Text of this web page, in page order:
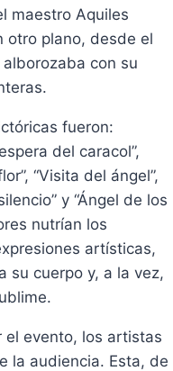
maestro Aquiles
otro plano, desde el
con su
fueron:
del caracol”,
“Visita del ángel”,
y “Ángel de los
nutrían los
artísticas,
su cuerpo y, a la vez,
el evento, los artistas
la audiencia. Esta, de